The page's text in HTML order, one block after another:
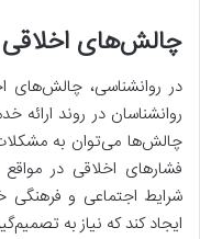
چالش‌های اخلاقی
در روانشناسی،
روانشناسان در روند ارائه
چالش‌ها می‌توان به
فشارهای اخلاقی در
شرایط اجتماعی و فرهنگی
ایجاد کند که نیاز به